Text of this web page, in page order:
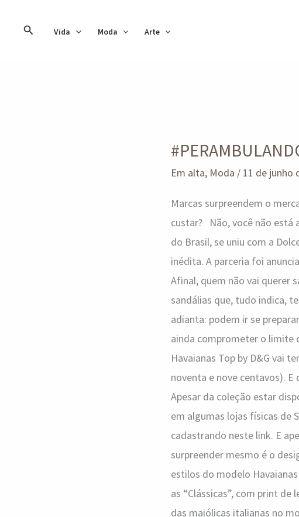
Pesquisar
Vida Moda Arte
Em alta, Moda / 11 de junho
Marcas surpreendem o
custar? Não, você não está
do Brasil, se uniu com a
inédita. A parceria foi
Afinal, quem não vai querer
sandálias que, tudo indica,
adianta: podem ir se
ainda comprometer o limite
Havaianas Top by D&G vai
noventa e nove centavos). E
Apesar da coleção estar
em algumas lojas físicas de
cadastrando neste link. E
surpreender mesmo é o
estilos do modelo
as “Clássicas”, com print de
das maiólicas italianas no
DIVA
com
D&G